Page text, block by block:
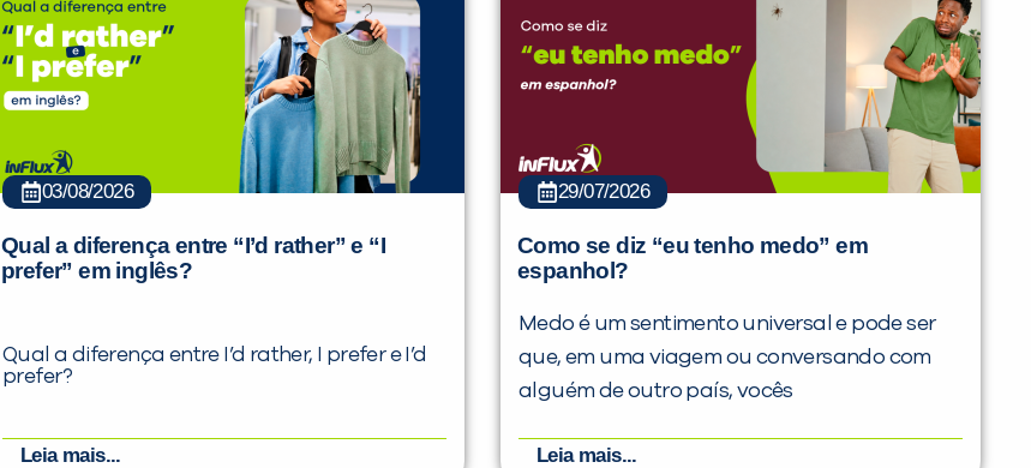
03/08/2026
Qual a diferença entre “I’d rather” e “I
prefer” em inglês?
Qual a diferença entre I’d rather, I prefer e I’d
prefer?
Leia mais...
29/07/2026
Como se diz “eu tenho medo” em
espanhol?
Medo é um sentimento universal e pode ser
que, em uma viagem ou conversando com
alguém de outro país, vocês
Leia mais...